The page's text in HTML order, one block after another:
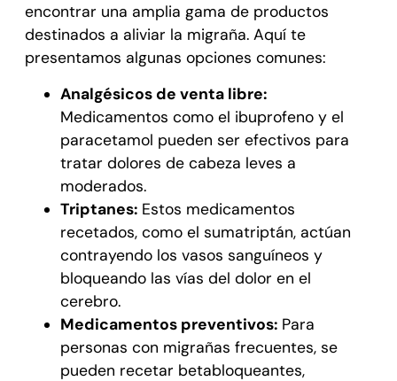
encontrar una amplia gama de productos
destinados a aliviar la migraña. Aquí te
presentamos algunas opciones comunes:
Analgésicos de venta libre:
Medicamentos como el ibuprofeno y el
paracetamol pueden ser efectivos para
tratar dolores de cabeza leves a
moderados.
Triptanes:Estos medicamentos
recetados, como el sumatriptán, actúan
contrayendo los vasos sanguíneos y
bloqueando las vías del dolor en el
cerebro.
Medicamentos preventivos:Para
personas con migrañas frecuentes, se
pueden recetar betabloqueantes,